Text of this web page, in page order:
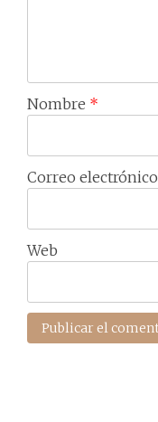
Nombre *
Correo electrónico
Web